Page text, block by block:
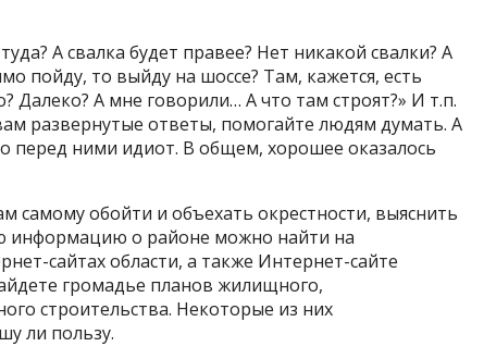
А свалка будет правее? Нет никакой свалки? А
пойду, то выйду на шоссе? Там, кажется, есть
Далеко? А мне говорили… А что там строят?» И т.п.
развернутые ответы, помогайте людям думать. А
перед ними идиот. В общем, хорошее оказалось
самому обойти и объехать окрестности, выяснить
информацию о районе можно найти на
сайтах области, а также Интернет-сайте
громадье планов жилищного,
строительства. Некоторые из них
ли пользу.